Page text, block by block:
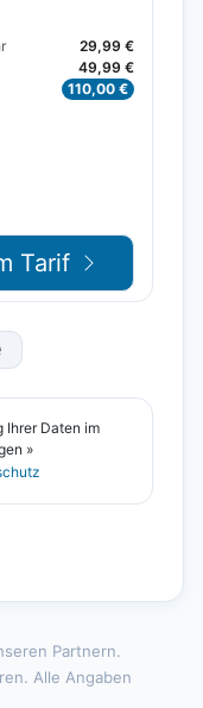
Partnern.
Alle Angaben